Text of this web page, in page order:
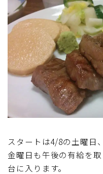
Di2関連
ブルべレポート2025
ブルべレポート2024
ブルべレポート2023
ブルべレポート2021
スタートは4/8の土曜日
金曜日も午後の有給を
台に入ります。